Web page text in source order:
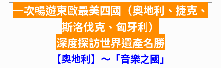
一次暢遊東歐最美四國（奧地利、捷克、
斯洛伐克、匈牙利）
深度探訪世界遺產名勝
【奧地利】～「音樂之國」